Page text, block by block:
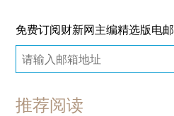
免费订阅财新网主编精选版电邮
推荐阅读